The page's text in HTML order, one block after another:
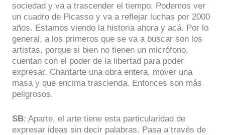
sociedad y va a trascender el tiempo. Podemos ver
un cuadro de Picasso y va a reflejar luchas por 2000
años. Estamos viendo la historia ahora y acá. Por lo
general, a los primeros que se va a buscar son los
artistas, porque si bien no tienen un micrófono,
cuentan con el poder de la libertad para poder
expresar. Chantarte una obra entera, mover una
masa y que encima trascienda. Entonces son más
peligrosos.
SB: Aparte, el arte tiene esta particularidad de
expresar ideas sin decir palabras. Pasa a través de